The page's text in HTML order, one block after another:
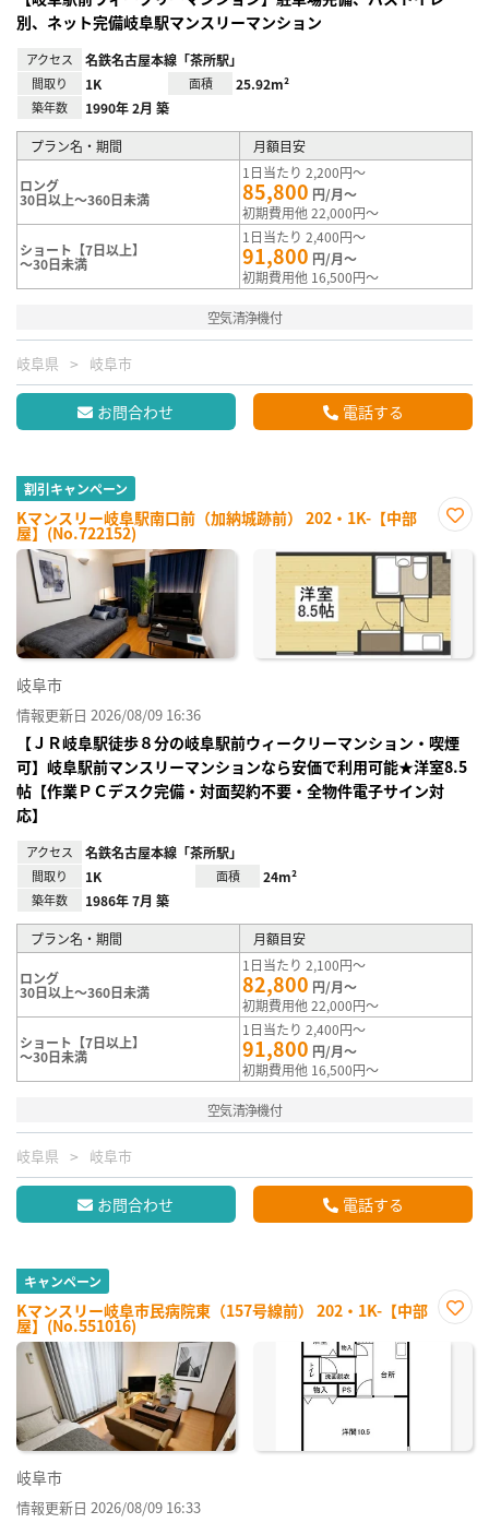
別、ネット完備岐阜駅マンスリーマンション
アクセス 名鉄名古屋本線「茶所駅」
間取り 1K 面積 25.92m²
築年数 1990年 2月 築
プラン名・期間 月額目安
ロング
30日以上～360日未満
1日当たり 2,200円～
85,800 円/月～
初期費用他 22,000円～
ショート【7日以上】
～30日未満
1日当たり 2,400円～
91,800 円/月～
初期費用他 16,500円～
空気清浄機付
岐阜県 岐阜市
お問合わせ 電話する
割引キャンペーン
Kマンスリー岐阜駅南口前（加納城跡前） 202・1K-【中部
屋】(No.722152)
に入
録
岐阜市
情報更新日 2026/08/09 16:36
【ＪＲ岐阜駅徒歩８分の岐阜駅前ウィークリーマンション・喫煙
可】岐阜駅前マンスリーマンションなら安価で利用可能★洋室8.5
帖【作業ＰＣデスク完備・対面契約不要・全物件電子サイン対
応】
アクセス 名鉄名古屋本線「茶所駅」
間取り 1K 面積 24m²
築年数 1986年 7月 築
プラン名・期間 月額目安
ロング
30日以上～360日未満
1日当たり 2,100円～
82,800 円/月～
初期費用他 22,000円～
ショート【7日以上】
～30日未満
1日当たり 2,400円～
91,800 円/月～
初期費用他 16,500円～
空気清浄機付
岐阜県 岐阜市
お問合わせ 電話する
キャンペーン
Kマンスリー岐阜市民病院東（157号線前） 202・1K-【中部
屋】(No.551016)
に入
岐阜市
情報更新日 2026/08/09 16:33